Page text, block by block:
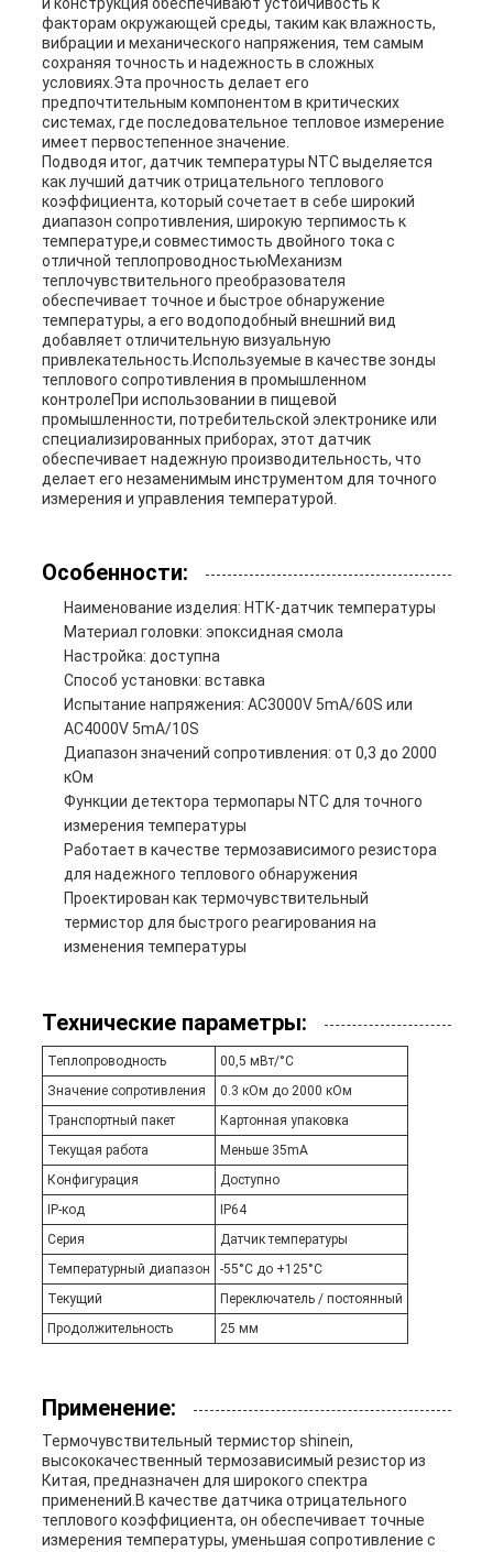
и конструкция обеспечивают устойчивость к
факторам окружающей среды, таким как влажность,
вибрации и механического напряжения, тем самым
сохраняя точность и надежность в сложных
условиях.Эта прочность делает его
предпочтительным компонентом в критических
системах, где последовательное тепловое измерение
имеет первостепенное значение.
Подводя итог, датчик температуры NTC выделяется
как лучший датчик отрицательного теплового
коэффициента, который сочетает в себе широкий
диапазон сопротивления, широкую терпимость к
температуре,и совместимость двойного тока с
отличной теплопроводностьюМеханизм
теплочувствительного преобразователя
обеспечивает точное и быстрое обнаружение
температуры, а его водоподобный внешний вид
добавляет отличительную визуальную
привлекательность.Используемые в качестве зонды
теплового сопротивления в промышленном
контролеПри использовании в пищевой
промышленности, потребительской электронике или
специализированных приборах, этот датчик
обеспечивает надежную производительность, что
делает его незаменимым инструментом для точного
измерения и управления температурой.
Особенности:
Наименование изделия: НТК-датчик температуры
Материал головки: эпоксидная смола
Настройка: доступна
Способ установки: вставка
Испытание напряжения: AC3000V 5mA/60S или
AC4000V 5mA/10S
Диапазон значений сопротивления: от 0,3 до 2000
кОм
Функции детектора термопары NTC для точного
измерения температуры
Работает в качестве термозависимого резистора
для надежного теплового обнаружения
Проектирован как термочувствительный
термистор для быстрого реагирования на
изменения температуры
Технические параметры:
Теплопроводность
00,5 мВт/°С
Значение сопротивления
0.3 кОм до 2000 кОм
Транспортный пакет
Картонная упаковка
Текущая работа
Меньше 35mA
Конфигурация
Доступно
IP-код
IP64
Серия
Датчик температуры
Температурный диапазон
-55°C до +125°C
Текущий
Переключатель / постоянный
Продолжительность
25 мм
Применение:
Термочувствительный термистор shinein,
высококачественный термозависимый резистор из
Китая, предназначен для широкого спектра
применений.В качестве датчика отрицательного
теплового коэффициента, он обеспечивает точные
измерения температуры, уменьшая сопротивление с